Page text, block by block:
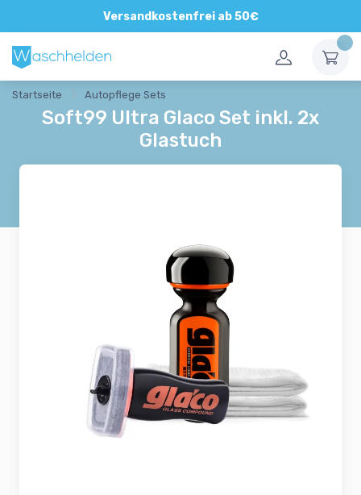
Versandkostenfrei ab 50€
Startseite Autopflege Sets
Soft99 Ultra Glaco Set inkl. 2x
Glastuch